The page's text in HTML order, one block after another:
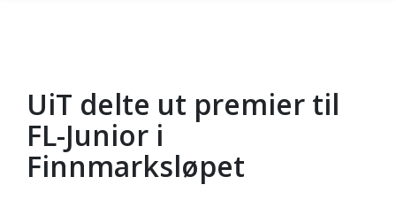
Gå til hovedinnhold
UiT delte ut premier til
FL-Junior i
Finnmarksløpet